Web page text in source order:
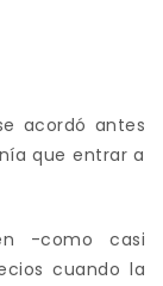
acordó antes
que entrar a
-como casi
cuando la